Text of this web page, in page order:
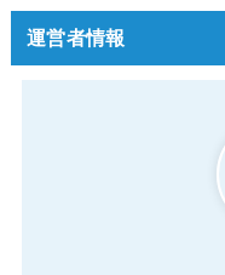
運営者情報